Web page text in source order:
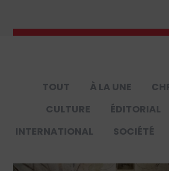
TOUT À LA UNE
CULTURE
ÉDITORIAL
INTERNATIONAL
SOCIÉTÉ